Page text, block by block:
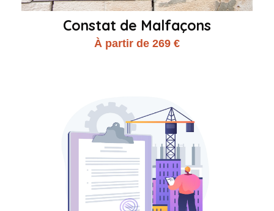
Constat de Malfaçons
À partir de 269 €